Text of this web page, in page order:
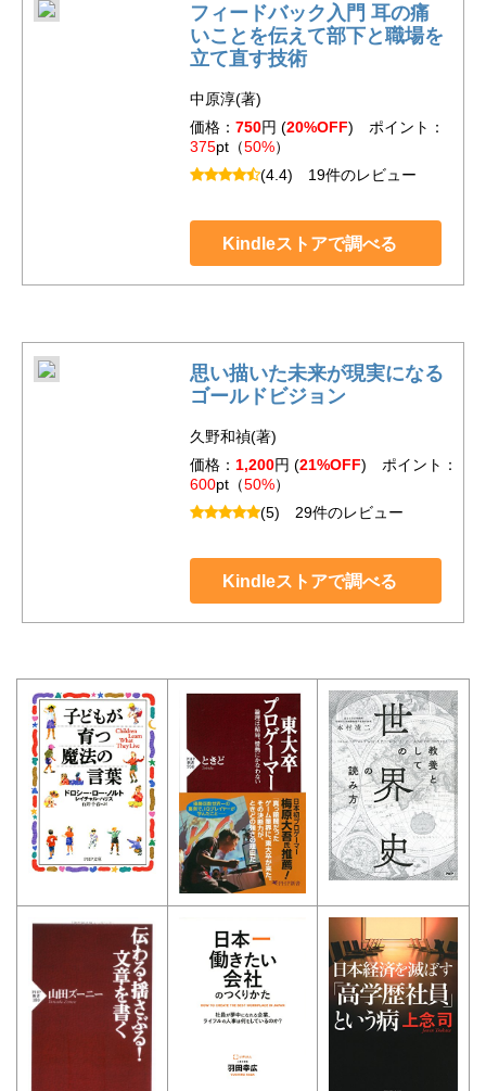
フィードバック入門 耳の痛
いことを伝えて部下と職場を
立て直す技術
中原淳(著)
価格： 750円 (20%OFF) ポイント：
375pt（50%）
(4.4) 19件のレビュー
Kindleストアで調べる
思い描いた未来が現実になる
ゴールドビジョン
久野和禎(著)
価格： 1,200円 (21%OFF) ポイント：
600pt（50%）
(5) 29件のレビュー
Kindleストアで調べる